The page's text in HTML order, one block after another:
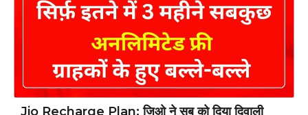
Jio Recharge Plan: जिओ ने सब को दिया दिवाली